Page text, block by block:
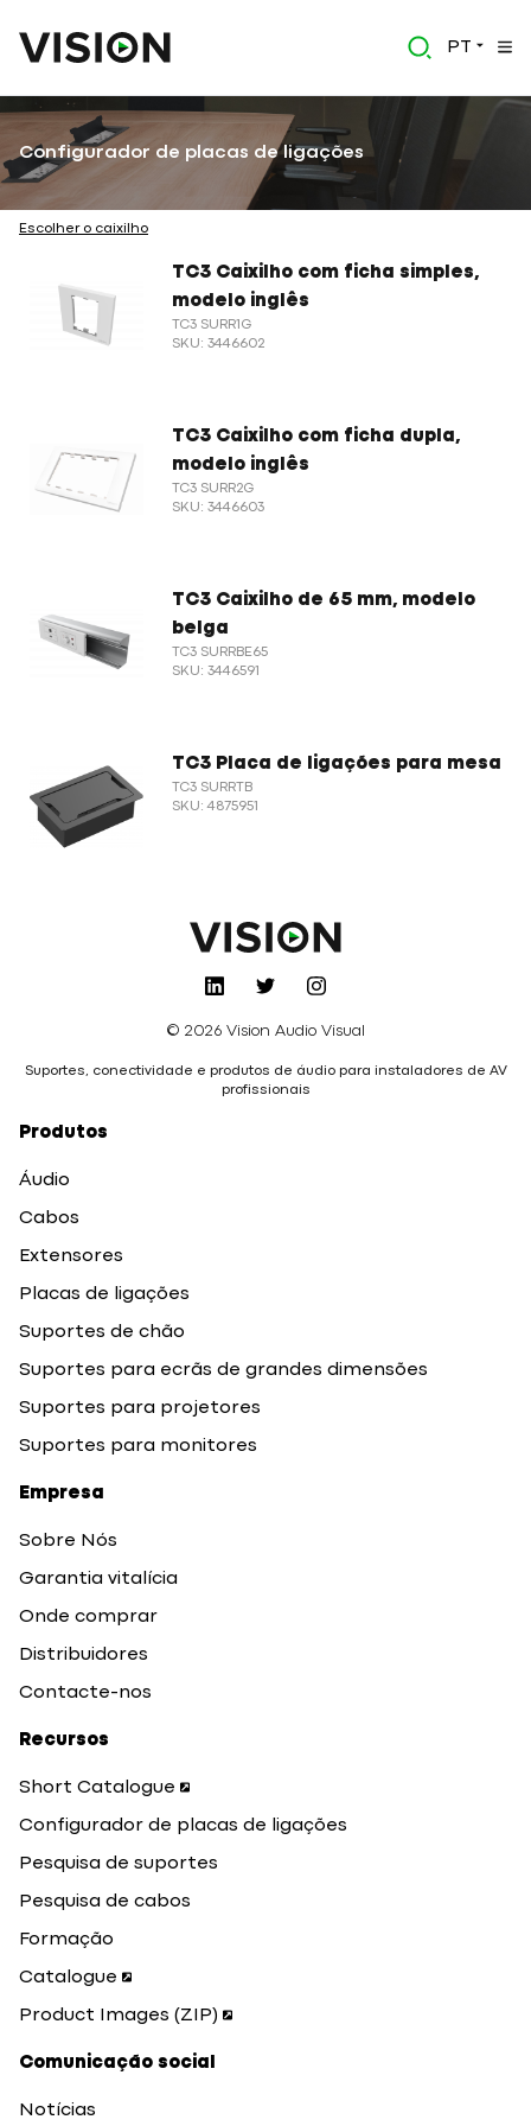
PT
Configurador de placas de ligações
Escolher o caixilho
TC3 Caixilho com ficha simples,
modelo inglês
TC3 SURR1G
SKU: 3446602
TC3 Caixilho com ficha dupla,
modelo inglês
TC3 SURR2G
SKU: 3446603
TC3 Caixilho de 65 mm, modelo
belga
TC3 SURRBE65
SKU: 3446591
TC3 Placa de ligações para mesa
TC3 SURRTB
SKU: 4875951
© 2026 Vision Audio Visual
Suportes, conectividade e produtos de áudio para instaladores de AV
profissionais
Produtos
Áudio
Cabos
Extensores
Placas de ligações
Suportes de chão
Suportes para ecrãs de grandes dimensões
Suportes para projetores
Suportes para monitores
Empresa
Sobre Nós
Garantia vitalícia
Onde comprar
Distribuidores
Contacte-nos
Recursos
Short Catalogue
Configurador de placas de ligações
Pesquisa de suportes
Pesquisa de cabos
Formação
Catalogue
Product Images (ZIP)
Comunicação social
Notícias